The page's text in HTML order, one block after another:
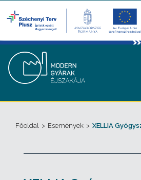
Főoldal > Események > XELLIA